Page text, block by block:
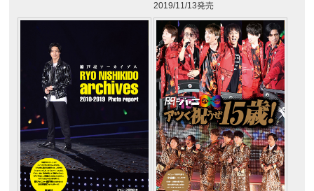
2019/11/13発売